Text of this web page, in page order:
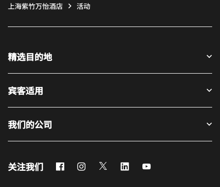
上海紫竹万怡酒店 活动
精选目的地
宾客适用
我们的公司
关注我们 FacebookInstagram
Twitter LinkedIn